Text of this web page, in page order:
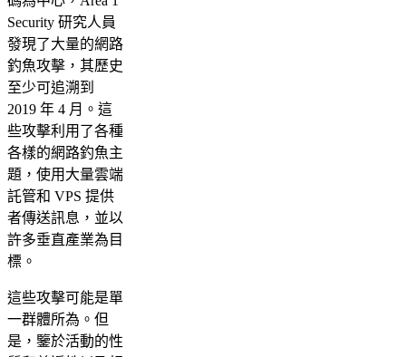
Security 研究人員
發現了大量的網路
釣魚攻擊，其歷史
至少可追溯到
2019 年 4 月。這
些攻擊利用了各種
各樣的網路釣魚主
題，使用大量雲端
託管和 VPS 提供
者傳送訊息，並以
許多垂直產業為目
標。
這些攻擊可能是單
一群體所為。但
是，鑒於活動的性